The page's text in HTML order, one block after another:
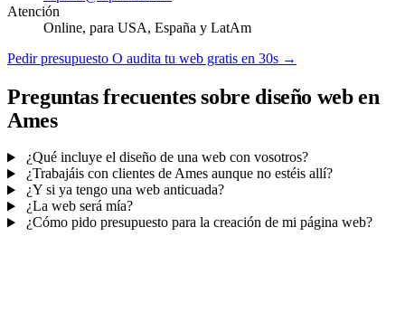
Atención
Online, para USA, España y LatAm
Pedir presupuesto O audita tu web gratis en 30s →
Preguntas frecuentes sobre diseño web en
Ames
¿Qué incluye el diseño de una web con vosotros?
¿Trabajáis con clientes de Ames aunque no estéis allí?
¿Y si ya tengo una web anticuada?
¿La web será mía?
¿Cómo pido presupuesto para la creación de mi página web?